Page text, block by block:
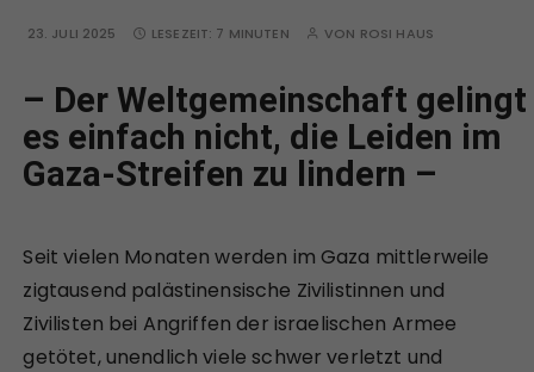
23. JULI 2025 LESEZEIT: 7 MINUTEN VON ROSI HAUS
– Der Weltgemeinschaft gelingt
es einfach nicht, die Leiden im
Gaza-Streifen zu lindern –
Seit vielen Monaten werden im Gaza mittlerweile
zigtausend palästinensische Zivilistinnen und
Zivilisten bei Angriffen der israelischen Armee
getötet, unendlich viele schwer verletzt und